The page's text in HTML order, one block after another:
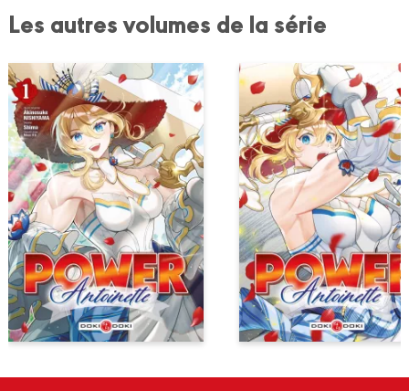
Les autres volumes de la série